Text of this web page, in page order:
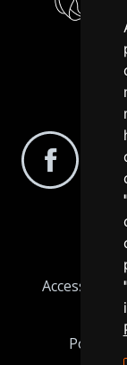
Accessibilitat
Política